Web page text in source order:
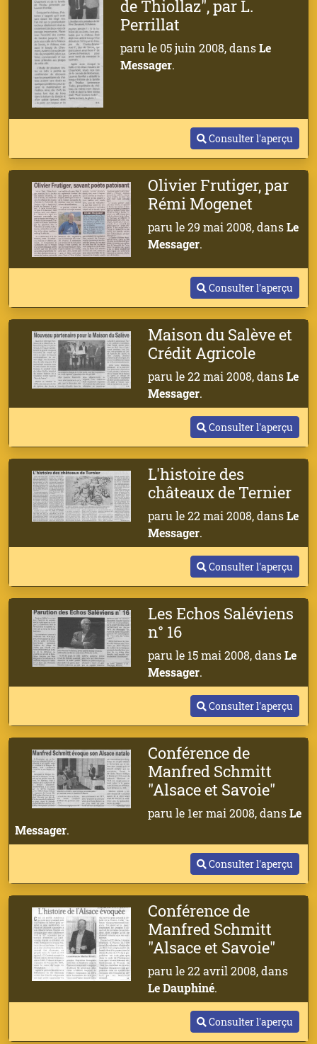
de Thiollaz", par L.
Perrillat
paru le 05 juin 2008, dansLe
Messager.
Consulter l'aperçu
Olivier Frutiger, par
Rémi Mogenet
paru le 29 mai 2008, dansLe
Messager.
Consulter l'aperçu
Maison du Salève et
Crédit Agricole
paru le 22 mai 2008, dansLe
Messager.
Consulter l'aperçu
L'histoire des
châteaux de Ternier
paru le 22 mai 2008, dansLe
Messager.
Consulter l'aperçu
Les Echos Saléviens
n° 16
paru le 15 mai 2008, dansLe
Messager.
Consulter l'aperçu
Conférence de
Manfred Schmitt
"Alsace et Savoie"
paru le 1er mai 2008, dansLe
Messager.
Consulter l'aperçu
Conférence de
Manfred Schmitt
"Alsace et Savoie"
paru le 22 avril 2008, dans
Le Dauphiné.
Consulter l'aperçu